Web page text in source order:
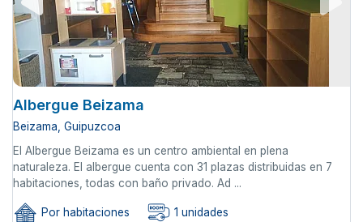
Albergue Beizama
Beizama, Guipuzcoa
El Albergue Beizama es un centro ambiental en plena
naturaleza. El albergue cuenta con 31 plazas distribuidas en 7
habitaciones, todas con baño privado. Ad ...
Por habitaciones 1 unidades